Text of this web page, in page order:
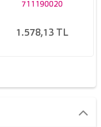
711190020
1.578,13 TL